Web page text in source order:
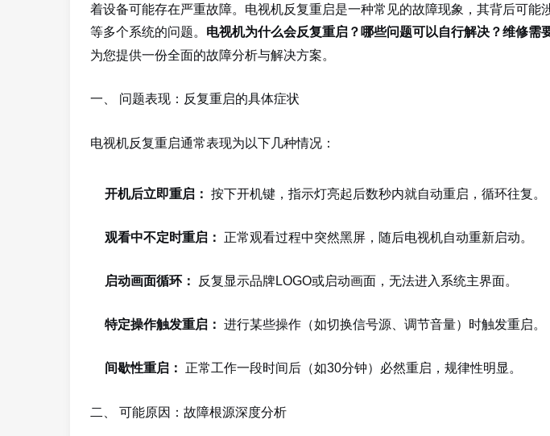
着设备可能存在严重故障。电视机反复重启是一种常见的故障现象，其背后可能
等多个系统的问题。
电视机为什么会反复重启？哪些问题可以自行解决？维修需
为您提供一份全面的故障分析与解决方案。
一、 问题表现：反复重启的具体症状
电视机反复重启通常表现为以下几种情况：
开机后立即重启： 按下开机键，指示灯亮起后数秒内就自动重启，循环往复。
观看中不定时重启： 正常观看过程中突然黑屏，随后电视机自动重新启动。
启动画面循环： 反复显示品牌LOGO或启动画面，无法进入系统主界面。
特定操作触发重启： 进行某些操作（如切换信号源、调节音量）时触发重启。
间歇性重启： 正常工作一段时间后（如30分钟）必然重启，规律性明显。
二、 可能原因：故障根源深度分析